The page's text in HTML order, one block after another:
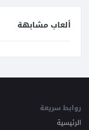
ألعاب مشابهة
روابط سريعة
الرئيسية